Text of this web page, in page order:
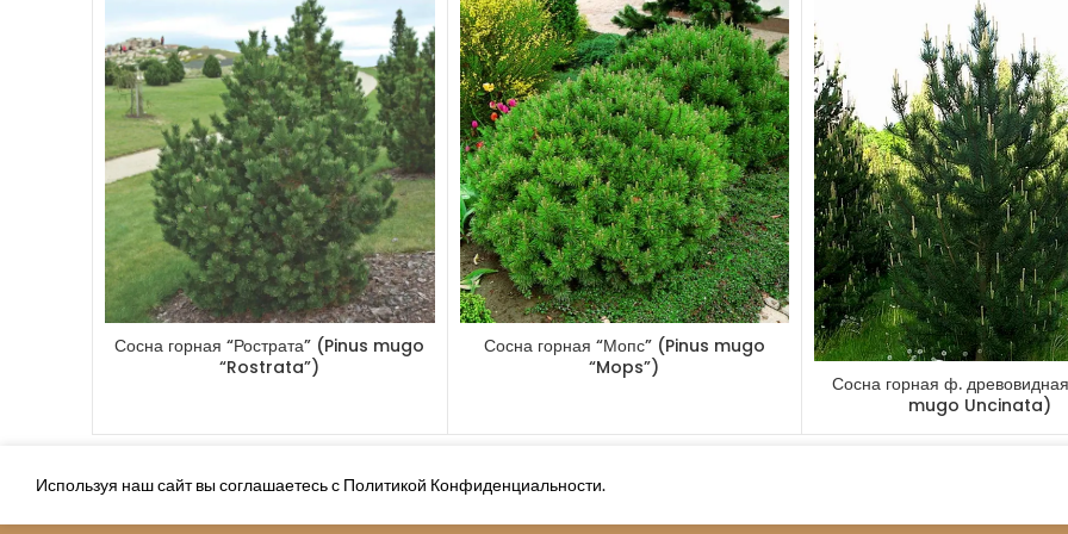
Применение:
Другие товары
Туя западная
“Ауреспиката” (Thuja
occidentalis
“Aureospicata”)
Сосна горная “Рострата” (Pinus mugo
“Rostrata”)
Сосна горная “Мопс” (Pinus mugo
“Mops”)
Сосна горная ф.
mugo Uncinata)
Используя наш сайт вы соглашаетесь с Политикой Конфиденциальности.